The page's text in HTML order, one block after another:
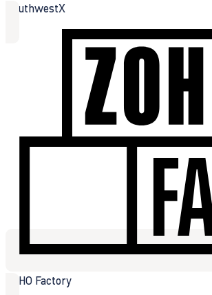
SouthwestX
ZOHO Factory